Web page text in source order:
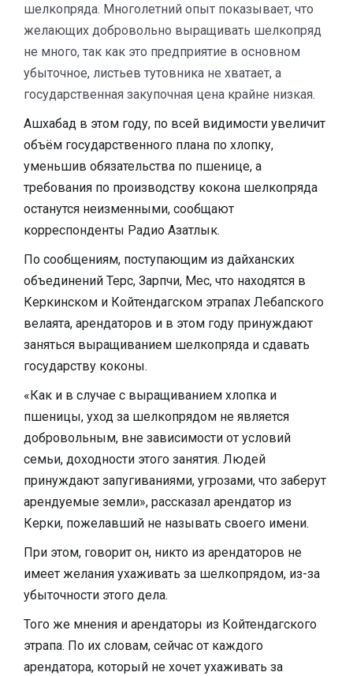
шелкопряда. Многолетний опыт показывает, что
желающих добровольно выращивать шелкопряд
не много, так как это предприятие в основном
убыточное, листьев тутовника не хватает, а
государственная закупочная цена крайне низкая.
Ашхабад в этом году, по всей видимости увеличит
объём государственного плана по хлопку,
уменьшив обязательства по пшенице, а
требования по производству кокона шелкопряда
останутся неизменными, сообщают
корреспонденты Радио Азатлык.
По сообщениям, поступающим из дайханских
объединений Терс, Зарпчи, Мес, что находятся в
Керкинском и Койтендагском этрапах Лебапского
велаята, арендаторов и в этом году принуждают
заняться выращиванием шелкопряда и сдавать
государству коконы.
«Как и в случае с выращиванием хлопка и
пшеницы, уход за шелкопрядом не является
добровольным, вне зависимости от условий
семьи, доходности этого занятия. Людей
принуждают запугиваниями, угрозами, что заберут
арендуемые земли», рассказал арендатор из
Керки, пожелавший не называть своего имени.
При этом, говорит он, никто из арендаторов не
имеет желания ухаживать за шелкопрядом, из-за
убыточности этого дела.
Того же мнения и арендаторы из Койтендагского
этрапа. По их словам, сейчас от каждого
арендатора, который не хочет ухаживать за